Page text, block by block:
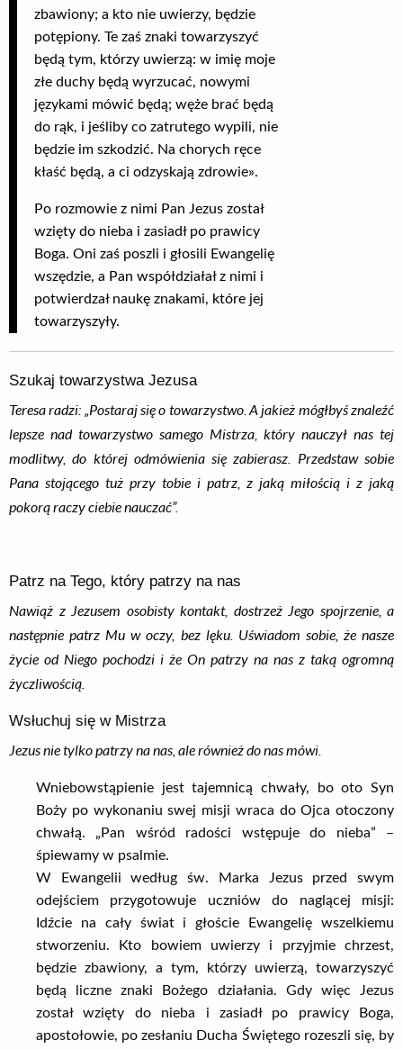
zbawiony; a kto nie uwierzy, będzie
potępiony. Te zaś znaki towarzyszyć
będą tym, którzy uwierzą: w imię moje
złe duchy będą wyrzucać, nowymi
językami mówić będą; węże brać będą
do rąk, i jeśliby co zatrutego wypili, nie
będzie im szkodzić. Na chorych ręce
kłaść będą, a ci odzyskają zdrowie».
Po rozmowie z nimi Pan Jezus został
wzięty do nieba i zasiadł po prawicy
Boga. Oni zaś poszli i głosili Ewangelię
wszędzie, a Pan współdziałał z nimi i
potwierdzał naukę znakami, które jej
towarzyszyły.
Szukaj towarzystwa Jezusa
Teresa radzi: „Postaraj się o towarzystwo. A jakież mógłbyś znaleźć
lepsze nad towarzystwo samego Mistrza, który nauczył nas tej
modlitwy, do której odmówienia się zabierasz. Przedstaw sobie
Pana stojącego tuż przy tobie i patrz, z jaką miłością i z jaką
pokorą raczy ciebie nauczać”.
Patrz na Tego, który patrzy na nas
Nawiąż z Jezusem osobisty kontakt, dostrzeż Jego spojrzenie, a
następnie patrz Mu w oczy, bez lęku. Uświadom sobie, że nasze
życie od Niego pochodzi i że On patrzy na nas z taką ogromną
życzliwością.
Wsłuchuj się w Mistrza
Jezus nie tylko patrzy na nas, ale również do nas mówi.
Wniebowstąpienie jest tajemnicą chwały, bo oto Syn
Boży po wykonaniu swej misji wraca do Ojca otoczony
chwałą. „Pan wśród radości wstępuje do nieba” –
śpiewamy w psalmie.
W Ewangelii według św. Marka Jezus przed swym
odejściem przygotowuje uczniów do naglącej misji:
Idźcie na cały świat i głoście Ewangelię wszelkiemu
stworzeniu. Kto bowiem uwierzy i przyjmie chrzest,
będzie zbawiony, a tym, którzy uwierzą, towarzyszyć
będą liczne znaki Bożego działania. Gdy więc Jezus
został wzięty do nieba i zasiadł po prawicy Boga,
apostołowie, po zesłaniu Ducha Świętego rozeszli się, by